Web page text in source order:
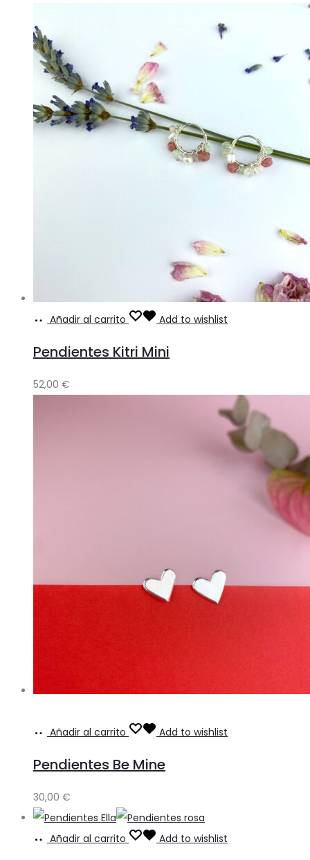
Añadir al carrito Add to wishlist
Pendientes Kitri Mini
52,00 €
Añadir al carrito Add to wishlist
Pendientes Be Mine
30,00 €
Añadir al carrito Add to wishlist